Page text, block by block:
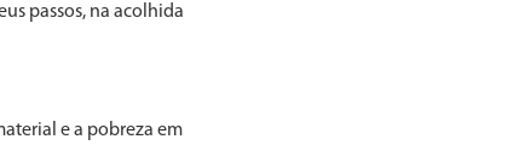
pas­sos, na acolhida
e a pobreza em